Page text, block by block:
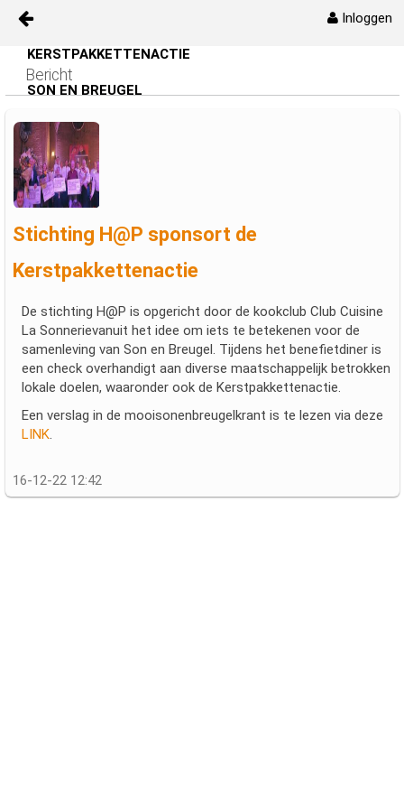
Naar content
Inloggen
KERSTPAKKETTENACTIE
SON EN BREUGEL
Kerstpakketenactie
Bestuur
Oprichtingsakte/Kvk
Media
Contact
kpa_jaarverslag
Bericht
Stichting H@P sponsort de
Kerstpakkettenactie
De stichting H@P is opgericht door de kookclub Club Cuisine
La Sonnerievanuit het idee om iets te betekenen voor de
samenleving van Son en Breugel. Tijdens het benefietdiner is
een check overhandigt aan diverse maatschappelijk betrokken
lokale doelen, waaronder ook de Kerstpakkettenactie.
Een verslag in de mooisonenbreugelkrant is te lezen via deze
LINK
16-12-22 12:42